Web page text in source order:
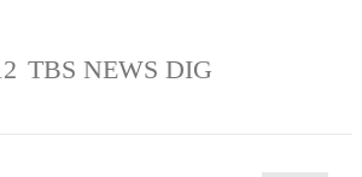
TBS NEWS DIG